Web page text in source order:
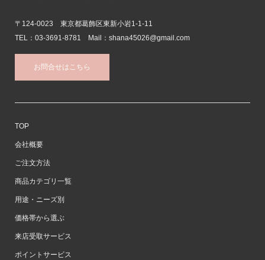
〒124-0023 東京都葛飾区東新小岩1-1-11
TEL：03-3691-8781 Mail：shana45026@gmail.com
お問合せはこちら
TOP
会社概要
ご注文方法
商品カテゴリ一覧
用途・ニーズ別
価格帯から選ぶ
来店受取サービス
ポイントサービス